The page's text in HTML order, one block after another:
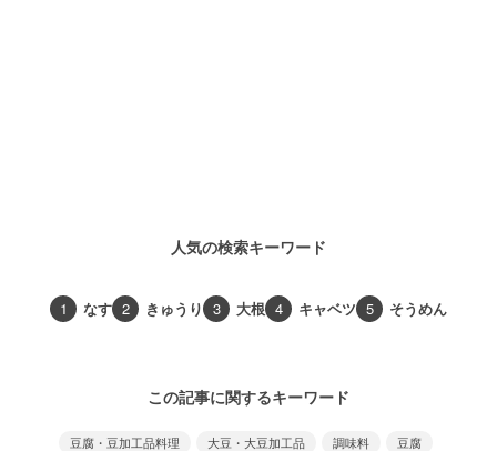
人気の検索キーワード
1 なす 2 きゅうり 3 大根 4 キャベツ 5 そうめん
この記事に関するキーワード
豆腐・豆加工品料理 大豆・大豆加工品 調味料 豆腐